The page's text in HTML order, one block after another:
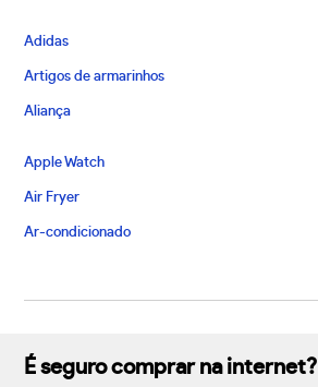
Adidas
Artigos de armarinhos
Aliança
Apple Watch
Air Fryer
Ar-condicionado
É seguro comprar na internet?